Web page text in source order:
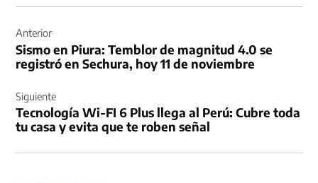
de
entradas
Anterior
Sismo en Piura: Temblor de magnitud 4.0 se
registró en Sechura, hoy 11 de noviembre
Siguiente
Tecnología Wi-FI 6 Plus llega al Perú: Cubre toda
tu casa y evita que te roben señal